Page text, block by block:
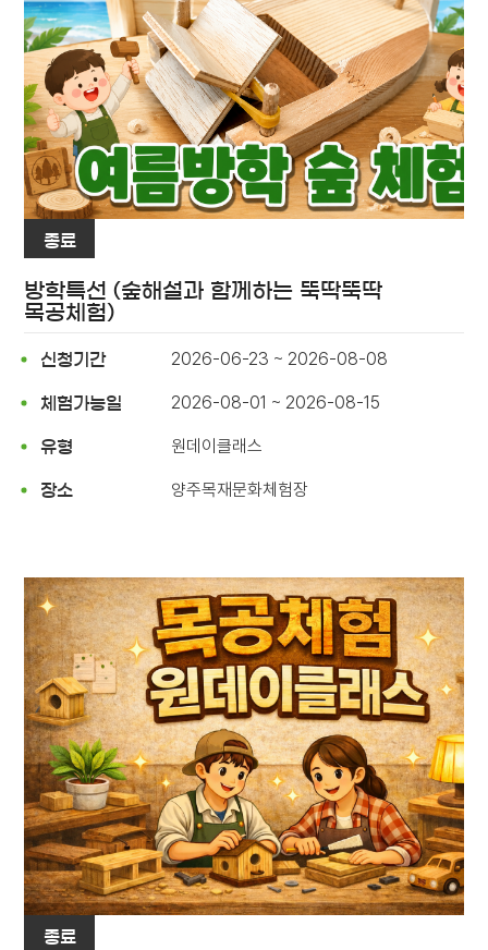
종료
방학특선 (숲해설과 함께하는 뚝딱뚝딱
목공체험)
신청기간 2026-06-23 ~ 2026-08-08
체험가능일 2026-08-01 ~ 2026-08-15
유형 원데이클래스
장소 양주목재문화체험장
종료